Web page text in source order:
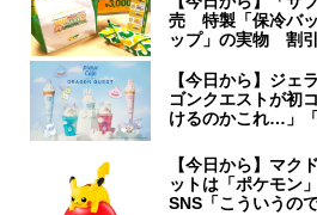
売 特製「保冷バ
ップ」の実物 割
【今日から】ジェ
ゴンクエストが初
けるのかこれ…」
【今日から】マク
ットは「ポケモン
SNS「こういうの